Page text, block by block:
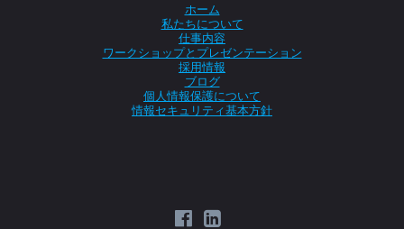
ホーム
私たちについて
仕事内容
ワークショップとプレゼンテーション
採用情報
ブログ
個人情報保護について
情報セキュリティ基本方針